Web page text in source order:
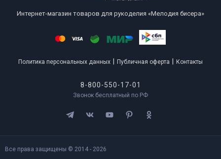
Интернет-магазин товаров для рукоделия «Мелодия бисера»
Политика персональных данных Публичная оферта Контакты
8-800-550-17-01
Звонок бесплатный по РФ
Все права защищены © 2014 - 2026